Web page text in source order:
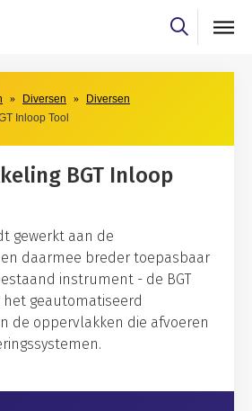
Diversen
Diversen
Inloop Tool
BGT Inloop
gewerkt aan de
daarmee breder toepasbaar
instrument - de BGT
het geautomatiseerd
de oppervlakken die afvoeren